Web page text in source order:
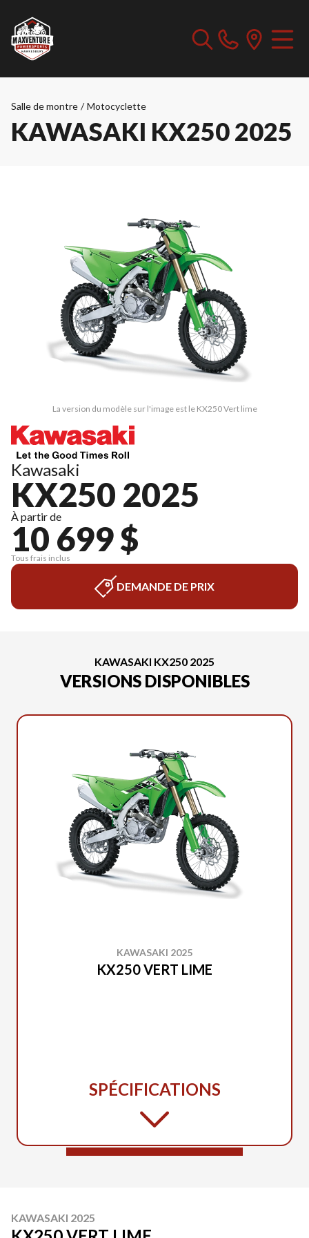
Salle de montre / Motocyclette
KAWASAKI KX250 2025
La version du modèle sur l'image est le KX250 Vert lime
Kawasaki
KX250 2025
À partir de
10 699 $
Tous frais inclus
DEMANDE DE PRIX
KAWASAKI KX250 2025
VERSIONS DISPONIBLES
KAWASAKI 2025
KX250 VERT LIME
SPÉCIFICATIONS
KAWASAKI 2025